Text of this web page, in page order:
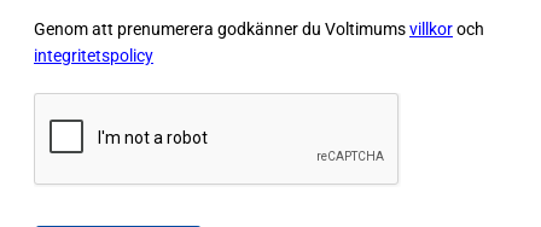
Genom att prenumerera godkänner du Voltimumsvillkoroch
integritetspolicy